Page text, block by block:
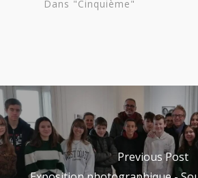
Dans "Cinquième"
Previous Post